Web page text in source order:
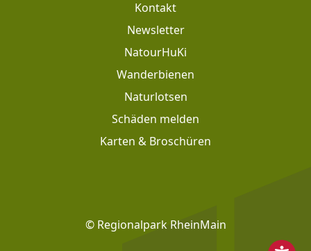
Footer: Meta Navigation
Kontakt
Newsletter
NatourHuKi
Wanderbienen
Naturlotsen
Schäden melden
Karten & Broschüren
© Regionalpark RheinMain